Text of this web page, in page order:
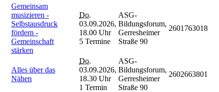
Gemeinsam
musizieren -
Selbstausdruck
fördern -
Gemeinschaft
stärken
Do.
03.09.2026,
18.00 Uhr
5 Termine
ASG-
Bildungsforum,
Gerresheimer
Straße 90
2601763018
Alles über das
Nähen
Do.
03.09.2026,
18.30 Uhr
1 Termin
ASG-
Bildungsforum,
Gerresheimer
Straße 90
2602663801